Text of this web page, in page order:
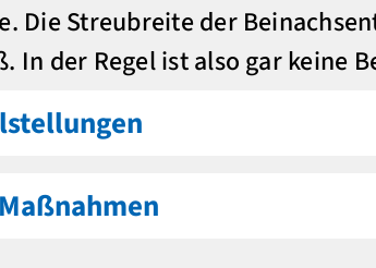
Die Streubreite der
In der Regel ist also gar keine